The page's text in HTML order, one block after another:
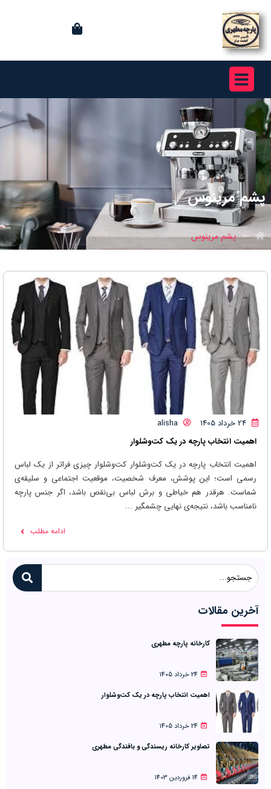
پشم مرینوس
پشم مرینوس
alisha
اهمیت انتخاب پارچه در یک کت‌وشلوار
اهمیت انتخاب پارچه در یک کت‌وشلوار کت‌وشلوار چیزی فراتر از یک لباس
رسمی است؛ این پوشش، معرف شخصیت، موقعیت اجتماعی و سلیقه‌ی
شماست. هرقدر هم خیاطی و برش لباس بی‌نقص باشد، اگر جنس پارچه
نامناسب باشد، نتیجه‌ی نهایی چشمگیر ...
ادامه مطلب
آخرین مقالات
کارخانه پارچه مطهری
24 خرداد 1405
اهمیت انتخاب پارچه در یک کت‌وشلوار
24 خرداد 1405
تصاویر کارخانه ریسندگی و بافندگی مطهری
14 فروردین 1403